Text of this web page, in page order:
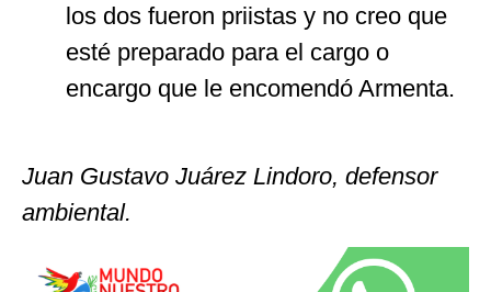
los dos fueron priistas y no creo que
esté preparado para el cargo o
encargo que le encomendó Armenta.
Juan Gustavo Juárez Lindoro, defensor
ambiental.